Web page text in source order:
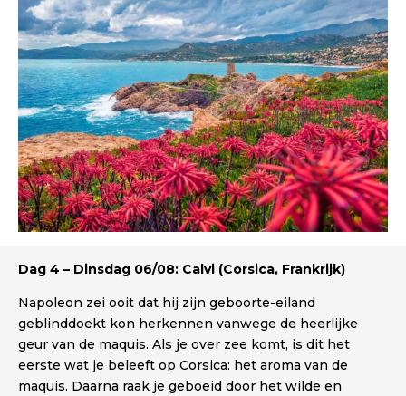
Dag 4 – Dinsdag 06/08: Calvi (Corsica, Frankrijk)
Napoleon zei ooit dat hij zijn geboorte-eiland
geblinddoekt kon herkennen vanwege de heerlijke
geur van de maquis. Als je over zee komt, is dit het
eerste wat je beleeft op Corsica: het aroma van de
maquis. Daarna raak je geboeid door het wilde en